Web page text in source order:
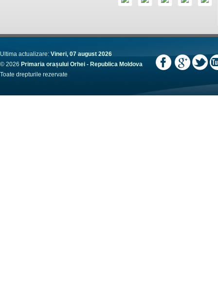
Ultima actualizare: Vineri, 07 august 2026
© 2026 Primaria orașului Orhei - Republica Moldova
Toate drepturile rezervate